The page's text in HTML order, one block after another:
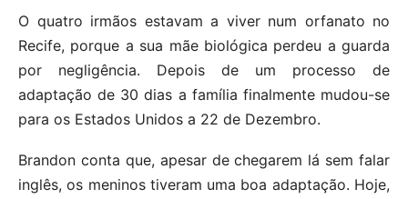
O quatro irmãos estavam a viver num orfanato no
Recife, porque a sua mãe biológica perdeu a guarda
por negligência. Depois de um processo de
adaptação de 30 dias a família finalmente mudou-se
para os Estados Unidos a 22 de Dezembro.
Brandon conta que, apesar de chegarem lá sem falar
inglês, os meninos tiveram uma boa adaptação. Hoje,